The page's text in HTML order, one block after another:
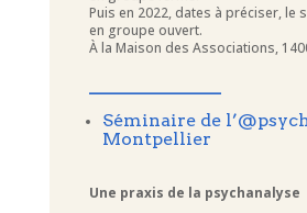
Puis en 2022, dates à préciser, le
en groupe ouvert.
À la Maison des Associations,
Séminaire de
Montpellier
Une praxis de la psychanalyse